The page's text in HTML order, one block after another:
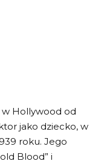
w Hollywood od
jako dziecko, w
roku. Jego
Blood” i